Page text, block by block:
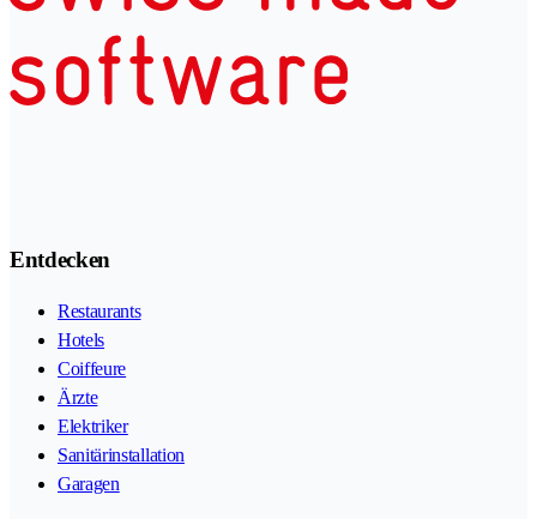
Entdecken
Restaurants
Hotels
Coiffeure
Ärzte
Elektriker
Sanitärinstallation
Garagen